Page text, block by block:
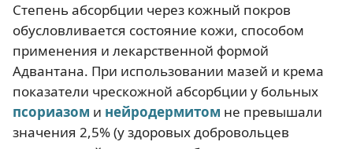
Степень абсорбции через кожный покров
обусловливается состояние кожи, способом
применения и лекарственной формой
Адвантана. При использовании мазей и крема
показатели чрескожной абсорбции у больных
псориазом и нейродермитом не превышали
значения 2,5% (у здоровых добровольцев